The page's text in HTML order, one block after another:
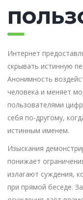
Интернет
скрывать истинную
Анонимность
человека и меняет
пользователями
себя по-другому,
истинным именем.
Изыскания
понижает
излагают суждения,
при прямой беседе.